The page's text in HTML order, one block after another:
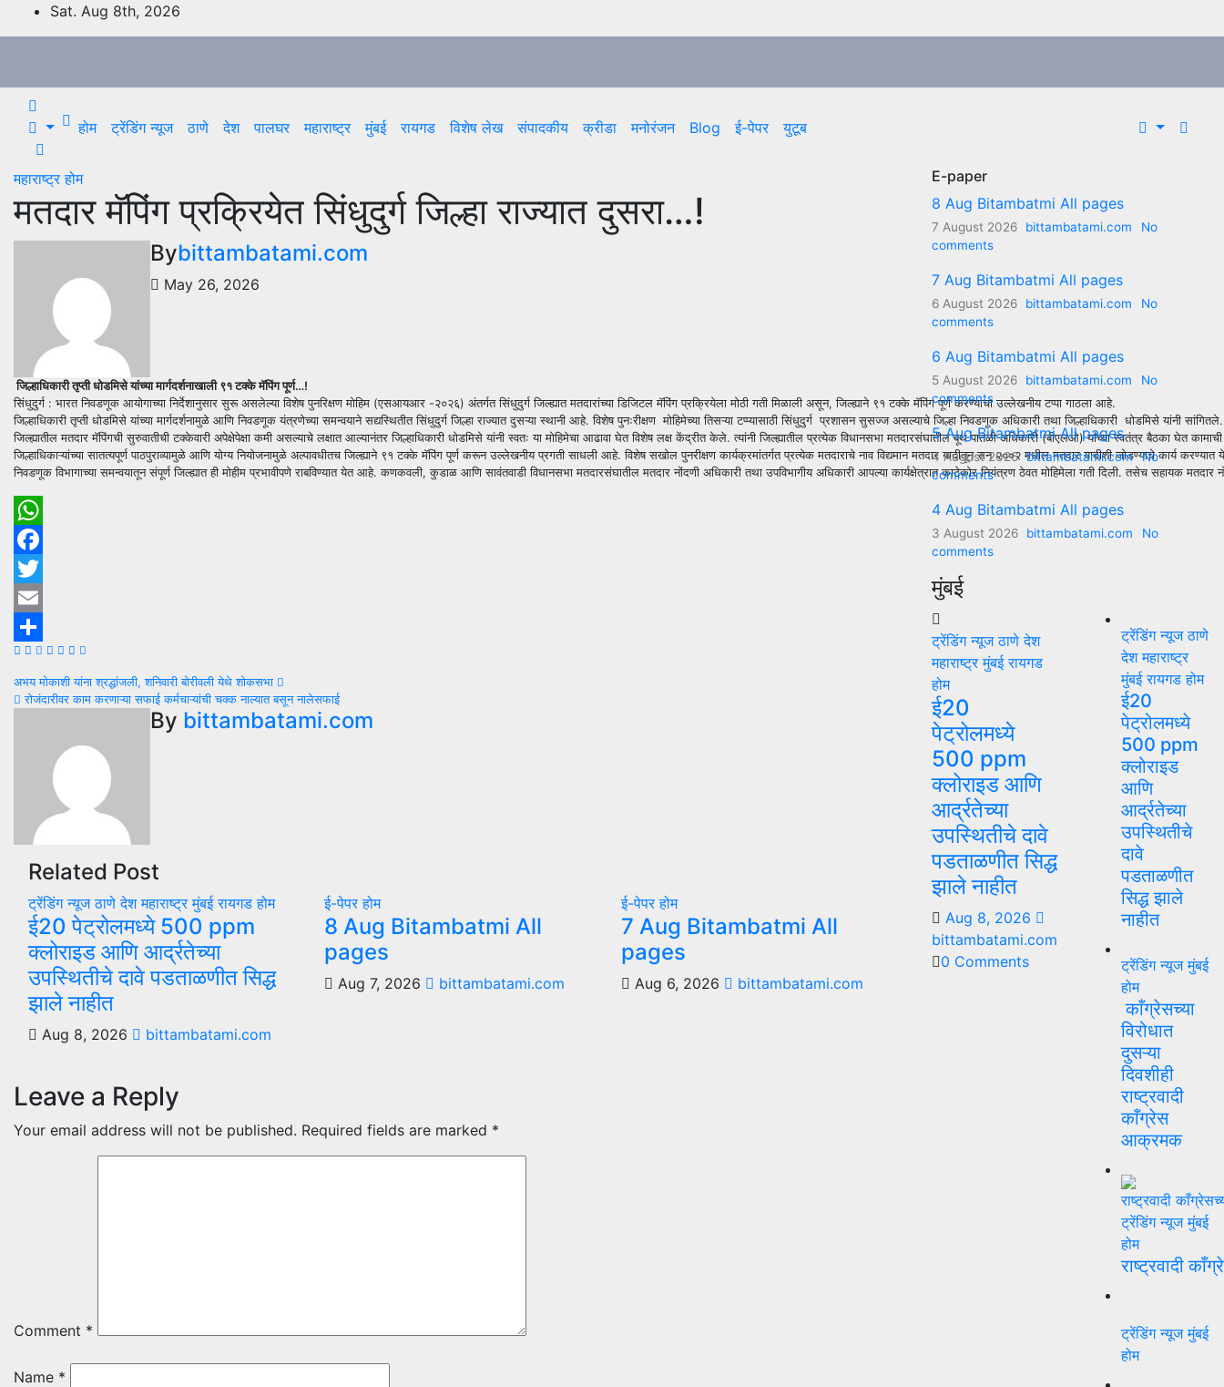
to
Sat. Aug 8th, 2026
होम ट्रेंडिंग न्यूज ठाणे देश पालघर महाराष्ट्र मुंबई रायगड विशेष लेख संपादकीय क्रीडा मनोरंजन Blog ई-पेपर युटूब
महाराष्ट्रहोम
मतदार मॅपिंग प्रक्रियेत सिंधुदुर्ग जिल्हा राज्यात दुसरा…!
Bybittambatami.com
May 26, 2026
जिल्हाधिकारी तृप्ती धोडमिसे यांच्या मार्गदर्शनाखाली ९१ टक्के मॅपिंग पूर्ण…!
सिंधुदुर्ग : भारत निवडणूक आयोगाच्या निर्देशानुसार सुरू असलेल्या विशेष पुनरिक्षण मोहिम (एसआयआर -२०२६) अंतर्गत सिंधुदुर्ग जिल्ह्यात मतदारांच्या डिजिटल मॅपिंग प्रक्रियेला मोठी गती मिळाली असून, जिल्ह्याने ९१ टक्के मॅपिंग पूर्ण करण्याचा उल्लेखनीय टप्पा गाठला आहे.
जिल्हाधिकारी तृप्ती धोडमिसे यांच्या मार्गदर्शनामुळे आणि निवडणूक यंत्रणेच्या समन्वयाने सद्यस्थितीत सिंधुदुर्ग जिल्हा राज्यात दुसऱ्या स्थानी आहे. विशेष पुनःरीक्षण मोहिमेच्या तिसऱ्या टप्प्यासाठी सिंधुदुर्ग प्रशासन सुसज्ज असल्याचे जिल्हा निवडणूक अधिकारी तथा जिल्हाधिकारी धोडमिसे यांनी सांगितले.
जिल्ह्यातील मतदार मॅपिंगची सुरुवातीची टक्केवारी अपेक्षेपेक्षा कमी असल्याचे लक्षात आल्यानंतर जिल्हाधिकारी धोडमिसे यांनी स्वतः या मोहिमेचा आढावा घेत विशेष लक्ष केंद्रीत केले. त्यांनी जिल्ह्यातील प्रत्येक विधानसभा मतदारसंघातील बूथ पातळी अधिकारी (बीएलओ) यांच्या स्वतंत्र बैठका
जिल्हाधिकाऱ्यांच्या सातत्यपूर्ण पाठपुराव्यामुळे आणि योग्य नियोजनामुळे अल्पावधीतच जिल्ह्याने ९१ टक्के मॅपिंग पूर्ण करून उल्लेखनीय प्रगती साधली आहे. विशेष सखोल पुनरीक्षण कार्यक्रमांतर्गत प्रत्येक मतदाराचे नाव विद्यमान मतदार यादीतून सन २००२ मधील मतदार यादीशी जोडण्याचे कार्य
निवडणूक विभागाच्या समन्वयातून संपूर्ण जिल्ह्यात ही मोहीम प्रभावीपणे राबविण्यात येत आहे. कणकवली, कुडाळ आणि सावंतवाडी विधानसभा मतदारसंघातील मतदार नोंदणी अधिकारी तथा उपविभागीय अधिकारी आपल्या कार्यक्षेत्रात काटेकोर नियंत्रण ठेवत मोहिमेला गती दिली. तसेच
WhatsApp
Facebook
Twitter
Email
Share
Post
navigation
अभय मोकाशी यांना श्रद्धांजली, शनिवारी बोरीवली येथे शोकसभा
रोजंदारीवर काम करणाऱ्या सफाई कर्मचाऱ्यांची चक्क नाल्यात बसून नालेसफाई
By bittambatami.com
Related Post
ट्रेंडिंग न्यूजठाणेदेशमहाराष्ट्रमुंबईरायगडहोम
ई20 पेट्रोलमध्ये 500 ppm
क्लोराइड आणि आर्द्रतेच्या
उपस्थितीचे दावे पडताळणीत सिद्ध
झाले नाहीत
Aug 8, 2026 bittambatami.com
ई-पेपरहोम
8 Aug Bitambatmi All
pages
Aug 7, 2026 bittambatami.com
ई-पेपरहोम
7 Aug Bitambatmi All
pages
Aug 6, 2026 bittambatami.com
Leave a Reply
Your email address will not be published. Required fields are marked *
Comment *
Name *
E-paper
8 Aug Bitambatmi All pages
7 August 2026 bittambatami.com
No
comments
7 Aug Bitambatmi All pages
6 August 2026 bittambatami.com
No
comments
6 Aug Bitambatmi All pages
5 August 2026 bittambatami.com
No
comments
5 Aug Bitambatmi All pages
4 August 2026 bittambatami.com No
comments
4 Aug Bitambatmi All pages
3 August 2026 bittambatami.com
No
comments
मुंबई
ट्रेंडिंग न्यूजठाणेदेश
महाराष्ट्रमुंबईरायगड
होम
ई20
पेट्रोलमध्ये
500 ppm
क्लोराइड आणि
आर्द्रतेच्या
उपस्थितीचे दावे
पडताळणीत सिद्ध
झाले नाहीत
Aug 8, 2026
bittambatami.com
0 Comments
ट्रेंडिंग न्यूजठाणे
देशमहाराष्ट्र
मुंबईरायगडहोम
ई20
पेट्रोलमध्ये
500 ppm
क्लोराइड
आणि
आर्द्रतेच्या
उपस्थितीचे
दावे
पडताळणीत
सिद्ध झाले
नाहीत
ट्रेंडिंग न्यूजमुंबई
होम
काँग्रेसच्या
विरोधात
दुसऱ्या
दिवशीही
राष्ट्रवादी
काँग्रेस
आक्रमक
ट्रेंडिंग न्यूजमुंबई
होम
राष्ट्रवादी
ट्रेंडिंग न्यूजमुंबई
होम